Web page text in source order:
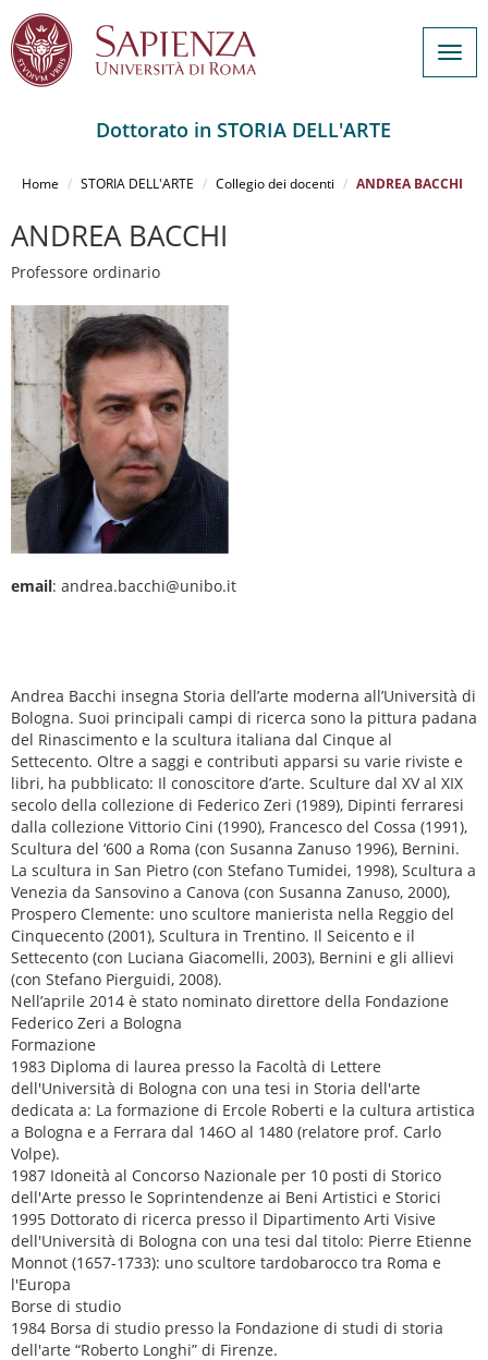
principale
Dottorato in STORIA DELL'ARTE
Home STORIA DELL'ARTE Collegio dei docenti ANDREA BACCHI
ANDREA BACCHI
Professore ordinario
email: andrea.bacchi@unibo.it
Andrea Bacchi insegna Storia dell’arte moderna all’Università di
Bologna. Suoi principali campi di ricerca sono la pittura padana
del Rinascimento e la scultura italiana dal Cinque al
Settecento. Oltre a saggi e contributi apparsi su varie riviste e
libri, ha pubblicato: Il conoscitore d’arte. Sculture dal XV al XIX
secolo della collezione di Federico Zeri (1989), Dipinti ferraresi
dalla collezione Vittorio Cini (1990), Francesco del Cossa (1991),
Scultura del ‘600 a Roma (con Susanna Zanuso 1996), Bernini.
La scultura in San Pietro (con Stefano Tumidei, 1998), Scultura a
Venezia da Sansovino a Canova (con Susanna Zanuso, 2000),
Prospero Clemente: uno scultore manierista nella Reggio del
Cinquecento (2001), Scultura in Trentino. Il Seicento e il
Settecento (con Luciana Giacomelli, 2003), Bernini e gli allievi
(con Stefano Pierguidi, 2008).
Nell’aprile 2014 è stato nominato direttore della Fondazione
Federico Zeri a Bologna
Formazione
1983 Diploma di laurea presso la Facoltà di Lettere
dell'Università di Bologna con una tesi in Storia dell'arte
dedicata a: La formazione di Ercole Roberti e la cultura artistica
a Bologna e a Ferrara dal 146O al 1480 (relatore prof. Carlo
Volpe).
1987 Idoneità al Concorso Nazionale per 10 posti di Storico
dell'Arte presso le Soprintendenze ai Beni Artistici e Storici
1995 Dottorato di ricerca presso il Dipartimento Arti Visive
dell'Università di Bologna con una tesi dal titolo: Pierre Etienne
Monnot (1657-1733): uno scultore tardobarocco tra Roma e
l'Europa
Borse di studio
1984 Borsa di studio presso la Fondazione di studi di storia
dell'arte “Roberto Longhi” di Firenze.